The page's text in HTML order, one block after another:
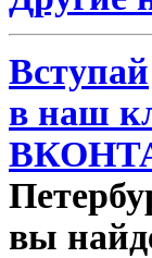
Вступай
в наш
вы